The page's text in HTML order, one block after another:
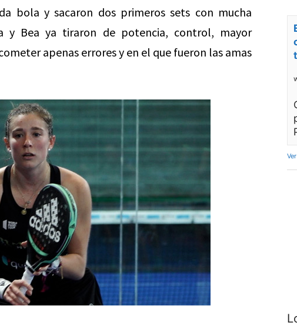
bola y sacaron dos primeros sets con mucha
Bea ya tiraron de potencia, control, mayor
apenas errores y en el que fueron las amas